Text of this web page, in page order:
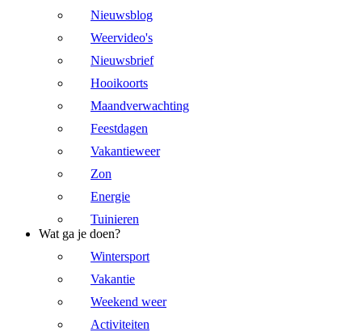
Nieuwsblog
Weervideo's
Nieuwsbrief
Hooikoorts
Maandverwachting
Feestdagen
Vakantieweer
Zon
Energie
Tuinieren
Wat ga je doen?
Wintersport
Vakantie
Weekend weer
Activiteiten